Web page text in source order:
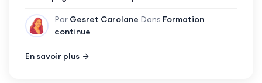
Par Gesret Carolane Dans Formation
continue
En savoir plus